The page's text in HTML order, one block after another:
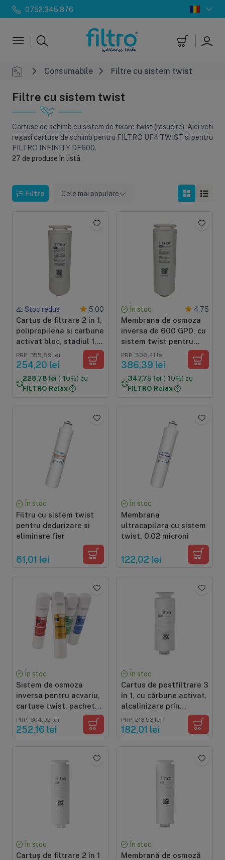
0752.345.876
Sisteme de filtrare
Ultrafiltrare
Filtre cu purjare
(16)
Filtre pentru duș
(8)
Sterilizatoare UV
(18)
Dozatoare
(7)
Sisteme economice
Carcase
(17)
Big Blue/
(11)
Carcase
(1)
Carcase
(8)
Consumabile Filtre cu sistem twist
Filtre cu sistem twist
Cartuse de schimb cu sistem de fixare twist (rasucire). Aici veti
regasi cartuse de schimb pentru FILTRO UF4 TWIST si pentru
FILTRO INFINITY DF600.
27 de produse în listă.
Filtre Cele mai populare
Stoc redus 5.00
Cartus de filtrare 2 in 1,
polipropilena si carbune
activat bloc, stadiul 1,
sistem twist pentru
FILTRO INFINITY
DF600G
PRP: 355,89 lei
254,20 lei
228,78 lei (-10%) cu
FILTRO Relax
În stoc 4.75
Membrana de osmoza
inversa de 600 GPD, cu
sistem twist pentru
purificatorul FILTRO
INFINITY DF600
PRP: 508,41 lei
386,39 lei
347,75 lei (-10%) cu
FILTRO Relax
În stoc
Filtru cu sistem twist
pentru dedurizare si
eliminare fier
61,01 lei
În stoc
Membrana
ultracapilara cu sistem
twist, 0.02 microni
122,02 lei
În stoc
Sistem de osmoza
inversa pentru acvariu,
cartuse twist, pachet
cu accesorii incluse
PRP: 304,02 lei
252,16 lei
În stoc
Cartus de postfiltrare 3
în 1, cu cărbune activat,
alcalinizare prin
mineralizare și pH+,
pentru sistemul FILTRO
PRP: 213,53 lei
182,01 lei
În stoc
Cartuș de filtrare 2 în 1
În stoc
Membrană de osmoză